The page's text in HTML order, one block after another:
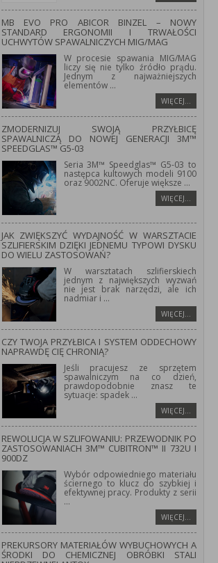
MB EVO PRO ABICOR BINZEL – NOWY
STANDARD ERGONOMII I TRWAŁOŚCI
UCHWYTÓW SPAWALNICZYCH MIG/MAG
W procesie spawania MIG/MAG
liczy się nie tylko źródło prądu.
Jednym z najważniejszych
elementów...
WIĘCEJ…
ZMODERNIZUJ SWOJĄ PRZYŁBICĘ
SPAWALNICZĄ DO NOWEJ GENERACJI 3M™
SPEEDGLAS™ G5-03
Seria 3M™ Speedglas™ G5-03 to
następca kultowych modeli 9100
oraz 9002NC. Oferuje większe ...
WIĘCEJ…
JAK ZWIĘKSZYĆ WYDAJNOŚĆ W WARSZTACIE
SZLIFIERSKIM DZIĘKI JEDNEMU TYPOWI DYSKU
DO WIELU ZASTOSOWAŃ?
W warsztatach szlifierskiech
jednym z największych wyzwań
nie jest brak narzędzi, ale ich
nadmiar i ...
WIĘCEJ…
CZY TWOJA PRZYŁBICA I SYSTEM ODDECHOWY
NAPRAWDĘ CIĘ CHRONIĄ?
Jeśli pracujesz ze sprzętem
spawalniczym na co dzień,
prawdopodobnie znasz te
sytuacje: spadek...
WIĘCEJ…
REWOLUCJA W SZLIFOWANIU: PRZEWODNIK PO
ZASTOSOWANIACH 3M™ CUBITRON™ II 732U I
900DZ
Wybór odpowiedniego materiału
ściernego to klucz do szybkiej i
efektywnej pracy. Produkty z serii
...
WIĘCEJ…
PREKURSORY MATERIAŁÓW WYBUCHOWYCH A
ŚRODKI DO CHEMICZNEJ OBRÓBKI STALI